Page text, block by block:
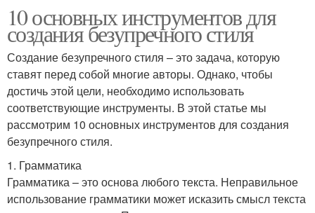
10 основных инструментов для
создания безупречного стиля
Создание безупречного стиля – это задача, которую
ставят перед собой многие авторы. Однако, чтобы
достичь этой цели, необходимо использовать
соответствующие инструменты. В этой статье мы
рассмотрим 10 основных инструментов для создания
безупречного стиля.
1. Грамматика
Грамматика – это основа любого текста. Неправильное
использование грамматики может исказить смысл текста